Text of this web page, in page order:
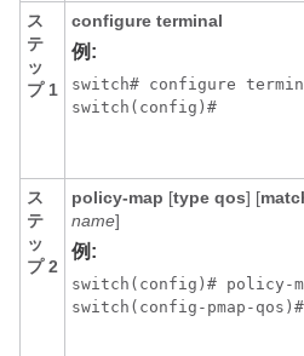
ス
テ
ッ
プ 1
configure terminal
例:
switch# configure
switch(config)#
ス
テ
ッ
プ 2
policy-map [type qos] [
name]
例:
switch(config)# policy-
switch(config-pmap-qos)#